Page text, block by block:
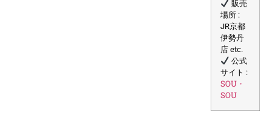
販売
場所 :
JR京都
伊勢丹
店 etc.
公式
サイト :
SOU・
SOU